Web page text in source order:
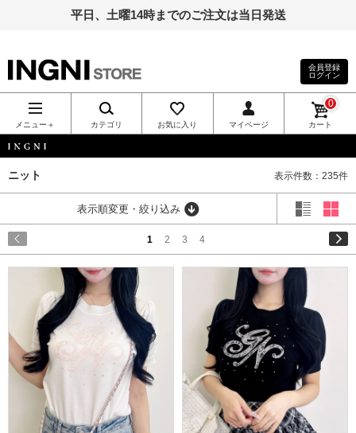
平日、土曜14時までのご注文は当日発送
INGNI（イン
グ）公式通
販｜INGNI
STORE
会員登録
ログイン
メニュー＋ カテゴリ お気に入り マイページ カート
0
ニット 表示件数：235件
表示順変更・絞り込み
1 2 3 4